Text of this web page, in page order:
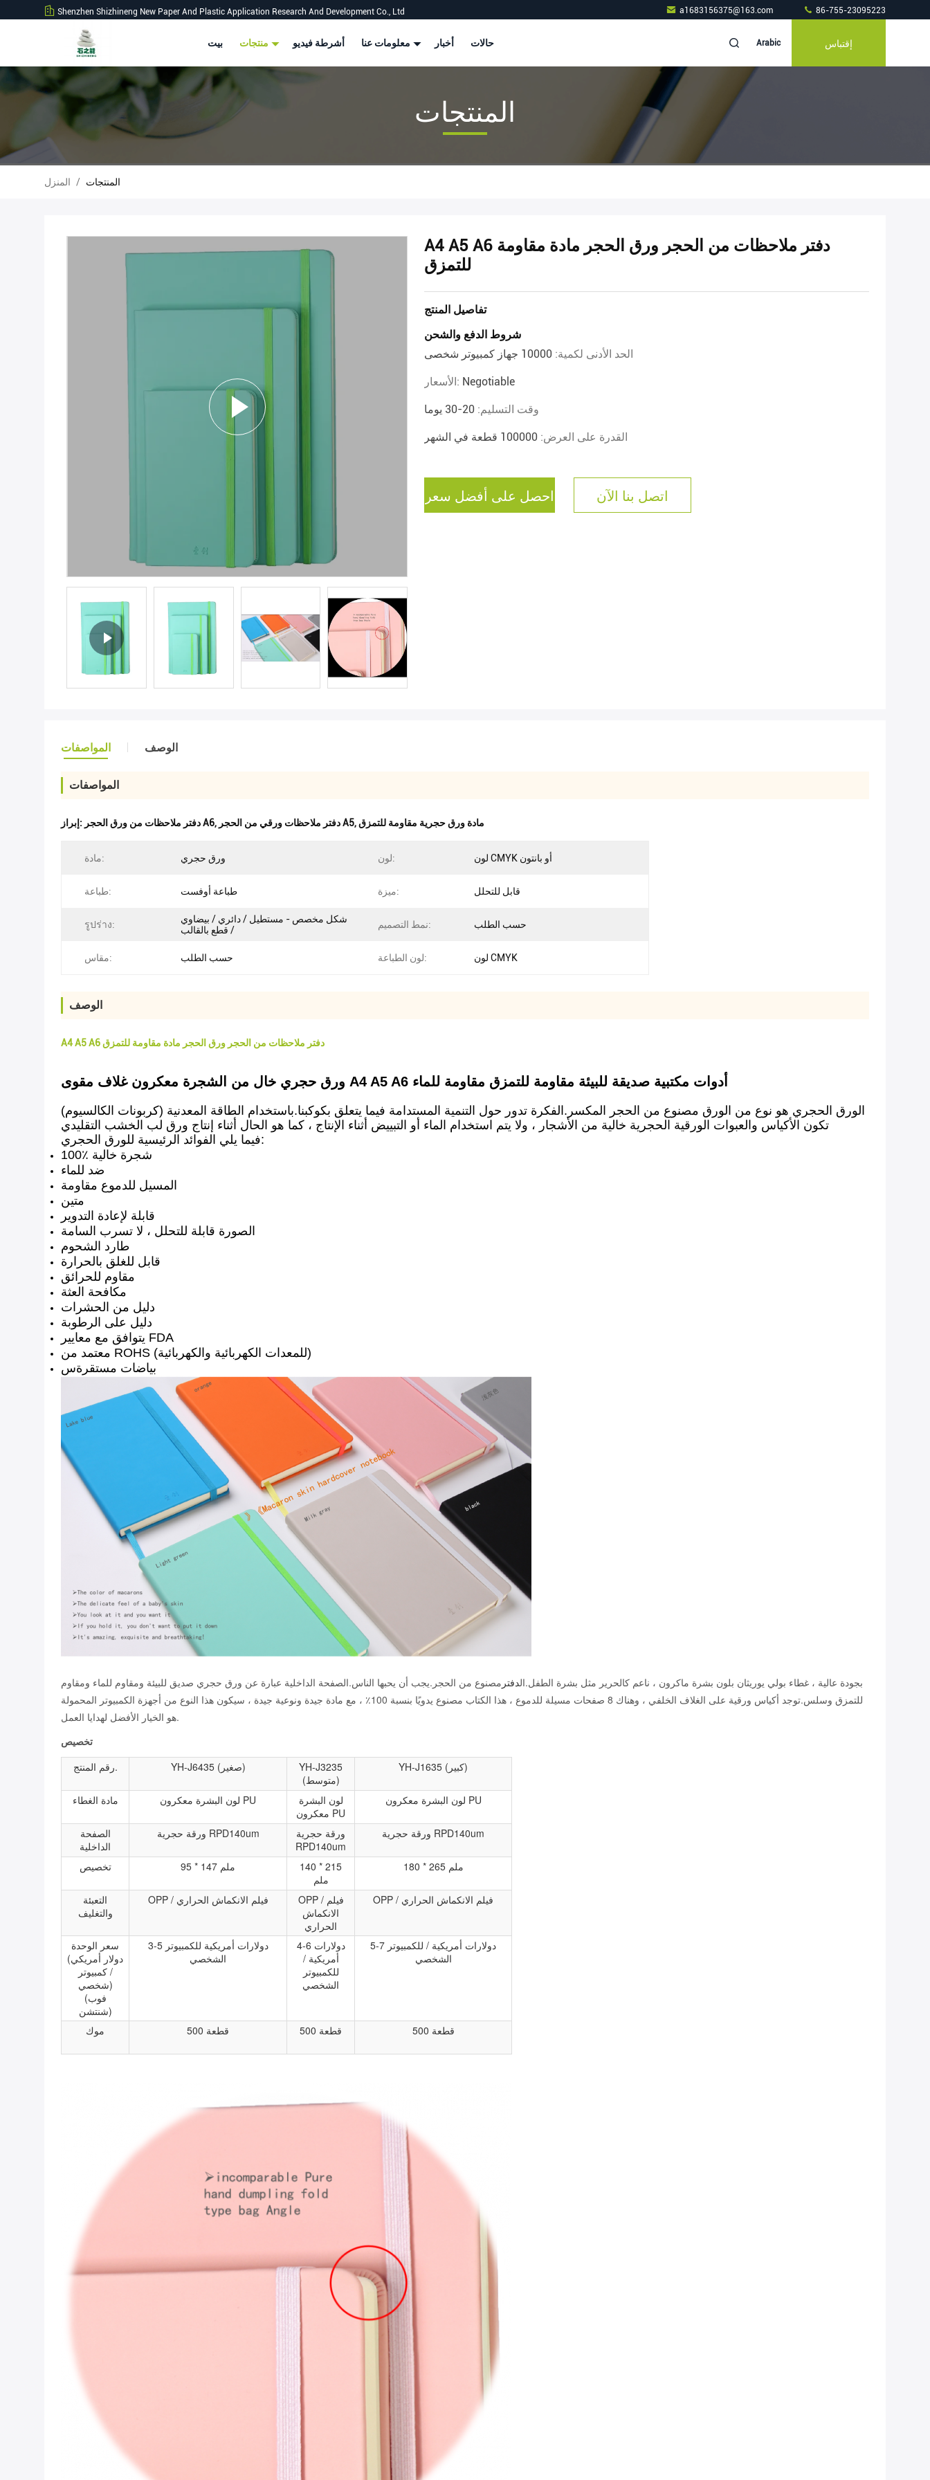
Shenzhen Shizhineng New Paper And Plastic Application Research And Development Co., Ltd a1683156375@163.com 86-755-23095223
بيت أشرطة فيديو أخبار حالات Arabic إقتباس
المنتجات
المنزل / المنتجات
A4 A5 A6 دفتر ملاحظات من الحجر ورق الحجر مادة مقاومة
للتمزق
تفاصيل المنتج
شروط الدفع والشحن
الحد الأدنى لكمية: 10000 جهاز كمبيوتر شخصى
الأسعار: Negotiable
وقت التسليم: 20-30 يوما
القدرة على العرض: 100000 قطعة في الشهر
احصل على أفضل سعر اتصل بنا الآن
المواصفات الوصف
المواصفات
إبراز: دفتر ملاحظات من ورق الحجر A6, دفتر ملاحظات ورقي من الحجر A5,مادة ورق حجرية مقاومة للتمزق
مادة: ورق حجري لون: لون CMYK أو بانتون
طباعة: طباعة أوفست ميزة: قابل للتحلل
รูปร่าง:
شكل مخصص - مستطيل / دائري / بيضاوي
/ قطع بالقالب
نمط التصميم: حسب الطلب
مقاس: حسب الطلب لون الطباعة: لون CMYK
الوصف
A4 A5 A6 دفتر ملاحظات من الحجر ورق الحجر مادة مقاومة للتمزق
ورق حجري خال من الشجرة معكرون غلاف مقوى A4 A5 A6 أدوات مكتبية صديقة للبيئة مقاومة للتمزق مقاومة للماء
الورق الحجري هو نوع من الورق مصنوع من الحجر المكسر.الفكرة تدور حول التنمية المستدامة فيما يتعلق بكوكبنا.باستخدام الطاقة المعدنية (كربونات الكالسيوم)
تكون الأكياس والعبوات الورقية الحجرية خالية من الأشجار ، ولا يتم استخدام الماء أو التبييض أثناء الإنتاج ، كما هو الحال أثناء إنتاج ورق لب الخشب التقليدي
فيما يلي الفوائد الرئيسية للورق الحجري:
100٪ شجرة خالية
ضد للماء
المسيل للدموع مقاومة
متين
قابلة لإعادة التدوير
الصورة قابلة للتحلل ، لا تسرب السامة
طارد الشحوم
قابل للغلق بالحرارة
مقاوم للحرائق
مكافحة العثة
دليل من الحشرات
دليل على الرطوبة
يتوافق مع معايير FDA
معتمد من ROHS (للمعدات الكهربائية والكهربائية)
بياضات مستقرةس
بجودة عالية ، غطاء بولي يوريثان بلون بشرة ماكرون ، ناعم كالحرير مثل بشرة الطفل.الدفتر مصنوع من الحجر.يجب أن يحبها الناس.الصفحة الداخلية عبارة عن ورق حجري صديق للبيئة ومقاوم للماء ومقاوم
للتمزق وسلس.توجد أكياس ورقية على الغلاف الخلفي ، وهناك 8 صفحات مسيلة للدموع ، هذا الكتاب مصنوع يدويًا بنسبة 100٪ ، مع مادة جيدة ونوعية جيدة ، سيكون هذا النوع من أجهزة الكمبيوتر المحمولة
هو الخيار الأفضل لهدايا العمل.
تخصيص
رقم المنتج.
YH-J6435 (صغير)
YH-J3235
(متوسط)
YH-J1635 (كبير)
مادة الغطاء لون البشرة معكرون PU
لون البشرة
معكرون PU
لون البشرة معكرون PU
الصفحة
الداخلية
ورقة حجرية RPD140um
ورقة حجرية
RPD140um
ورقة حجرية RPD140um
تخصيص 95 * 147 ملم
140 * 215
ملم
180 * 265 ملم
التعبئة
والتغليف
OPP / فيلم الانكماش الحراري
OPP / فيلم
الانكماش
الحراري
OPP / فيلم الانكماش الحراري
سعر الوحدة
(دولار أمريكي
/ كمبيوتر
شخصي)
(فوب
شنتشن)
3-5 دولارات أمريكية للكمبيوتر
الشخصي
4-6 دولارات
أمريكية /
للكمبيوتر
الشخصي
5-7 دولارات أمريكية / للكمبيوتر
الشخصي
موك 500 قطعة 500 قطعة 500 قطعة